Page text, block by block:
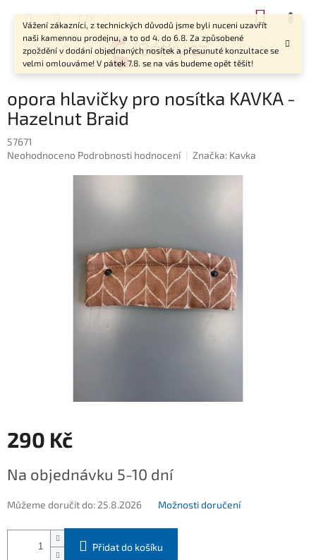
Vážení zákazníci, z technických důvodů jsme byli nuceni uzavřít
naši kamennou prodejnu, a to od 4. do 6.8. Za způsobené
zpoždění v dodání objednaných nosítek a přesunuté konzultace se
velmi omlouváme! V pátek 7.8. se na vás budeme opět těšit!
CZK
opora hlavičky pro nosítka KAVKA -
Hazelnut Braid
57671
Průměrné
Neohodnoceno Podrobnosti hodnocení Značka: Kavka
290 Kč
cena:
Na objednávku 5-10 dní
Můžeme doručit do: 25.8.2026 Možnosti doručení
Přidat do košíku